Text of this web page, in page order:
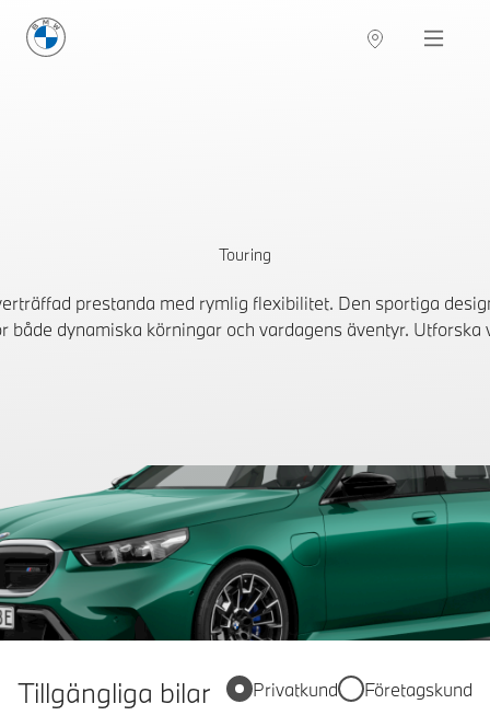
BMW Sverige Navigation
Touring
prestanda med rymlig flexibilitet. Den sportiga
både dynamiska körningar och vardagens äventyr.
Tillgängliga bilar Privatkund Företagskund